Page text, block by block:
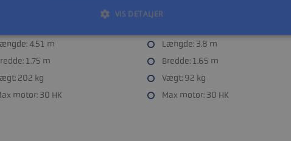
- DEMO - m/Variant trailer
4.51 m
1.75 m
202 kg
motor: 30 HK
KAMPAGNEPRIS SPAR 25% !
Længde: 3.8 m
Bredde: 1.65 m
Vægt: 92 kg
Max motor: 30 HK
VIS DETALJER